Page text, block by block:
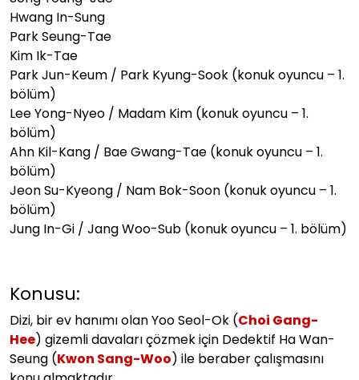
Hwang In-Sung
Park Seung-Tae
Kim Ik-Tae
Park Jun-Keum / Park Kyung-Sook (konuk oyuncu – 1.
bölüm)
Lee Yong-Nyeo / Madam Kim (konuk oyuncu – 1.
bölüm)
Ahn Kil-Kang / Bae Gwang-Tae (konuk oyuncu – 1.
bölüm)
Jeon Su-Kyeong / Nam Bok-Soon (konuk oyuncu – 1.
bölüm)
Jung In-Gi / Jang Woo-Sub (konuk oyuncu – 1. bölüm)
Konusu:
Dizi, bir ev hanımı olan Yoo Seol-Ok (Choi Gang-
Hee) gizemli davaları çözmek için Dedektif Ha Wan-
Seung (Kwon Sang-Woo) ile beraber çalışmasını